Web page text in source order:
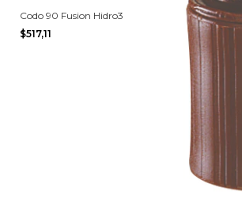
Codo 90 Fusion Hidro3
$517,11